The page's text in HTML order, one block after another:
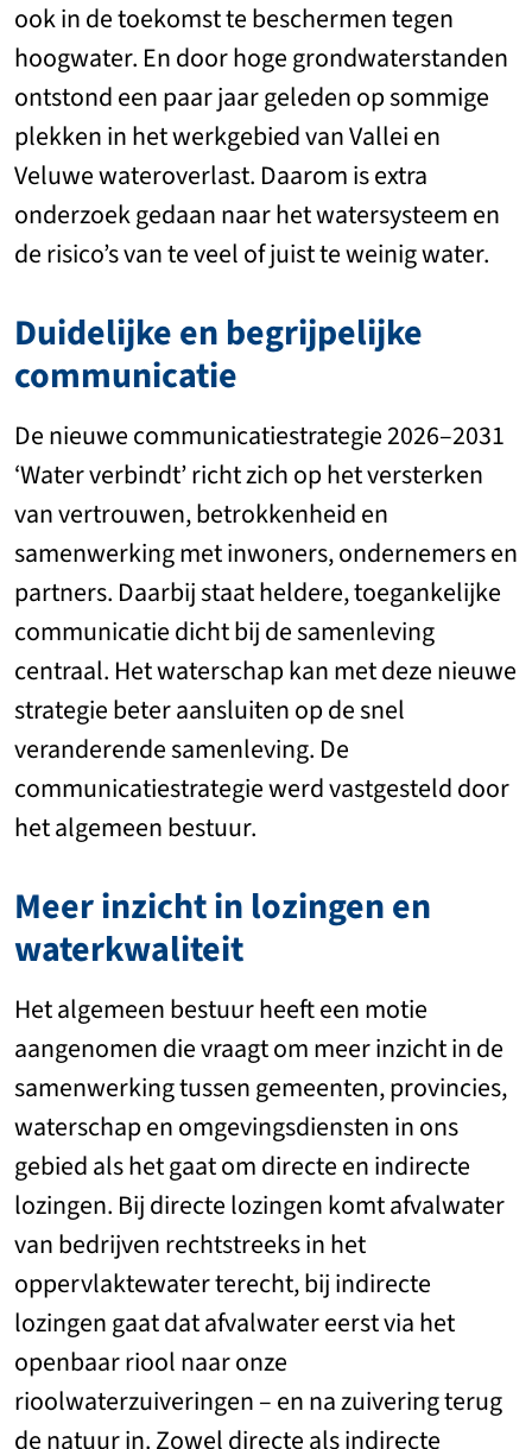
ook in de toekomst te beschermen tegen
hoogwater. En door hoge grondwaterstanden
ontstond een paar jaar geleden op sommige
plekken in het werkgebied van Vallei en
Veluwe wateroverlast. Daarom is extra
onderzoek gedaan naar het watersysteem en
de risico’s van te veel of juist te weinig water.
Duidelijke en begrijpelijke
communicatie
De nieuwe communicatiestrategie 2026–2031
‘Water verbindt’ richt zich op het versterken
van vertrouwen, betrokkenheid en
samenwerking met inwoners, ondernemers en
partners. Daarbij staat heldere, toegankelijke
communicatie dicht bij de samenleving
centraal. Het waterschap kan met deze nieuwe
strategie beter aansluiten op de snel
veranderende samenleving. De
communicatiestrategie werd vastgesteld door
het algemeen bestuur.
Meer inzicht in lozingen en
waterkwaliteit
Het algemeen bestuur heeft een motie
aangenomen die vraagt om meer inzicht in de
samenwerking tussen gemeenten, provincies,
waterschap en omgevingsdiensten in ons
gebied als het gaat om directe en indirecte
lozingen. Bij directe lozingen komt afvalwater
van bedrijven rechtstreeks in het
oppervlaktewater terecht, bij indirecte
lozingen gaat dat afvalwater eerst via het
openbaar riool naar onze
rioolwaterzuiveringen – en na zuivering terug
de natuur in. Zowel directe als indirecte